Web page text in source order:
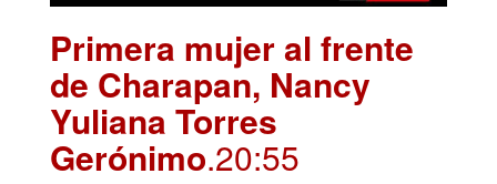
Primera mujer al frente
de Charapan, Nancy
Yuliana Torres
Gerónimo.20:55